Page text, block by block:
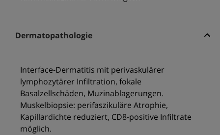
Dermatopathologie
Interface-Dermatitis mit perivaskulärer
lymphozytärer Infiltration, fokale
Basalzellschäden, Muzinablagerungen.
Muskelbiopsie: perifaszikuläre Atrophie,
Kapillardichte reduziert, CD8-positive Infiltrate
möglich.